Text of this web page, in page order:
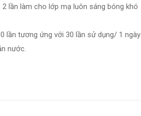
lần làm cho lớp mạ luôn sáng bóng khó
lần tương ứng với 30 lần sử dụng/ 1 ngày
nước.